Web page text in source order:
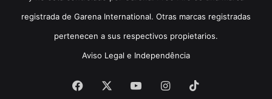
registrada de Garena International. Otras marcas registradas
pertenecen a sus respectivos propietarios.
Aviso Legal e Independência
Facebook YouTubeInstagram